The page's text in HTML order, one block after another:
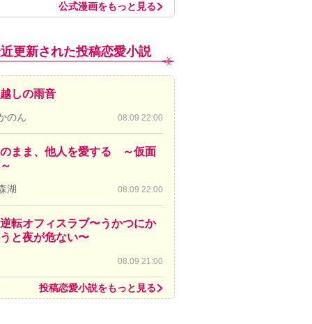
公式漫画をもっと見る
更新された投稿恋愛小説
しの雨音
のん 08.09 22:00
まま、他人を愛する ～仮面
湖 08.09 22:00
転オフィスラブ〜うかつにか
と夜が危ない〜
08.09 21:00
投稿恋愛小説をもっと見る